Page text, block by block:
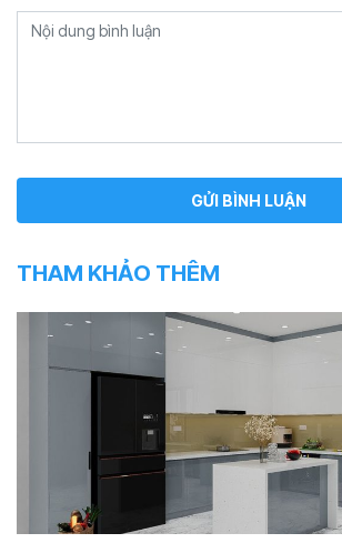
THAM KHẢO THÊM